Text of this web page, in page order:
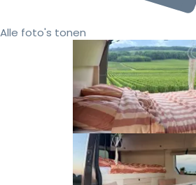
Alle foto's tonen